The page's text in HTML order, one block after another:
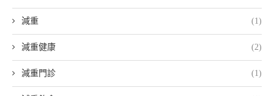
減重 (1)
減重健康 (2)
減重門診 (1)